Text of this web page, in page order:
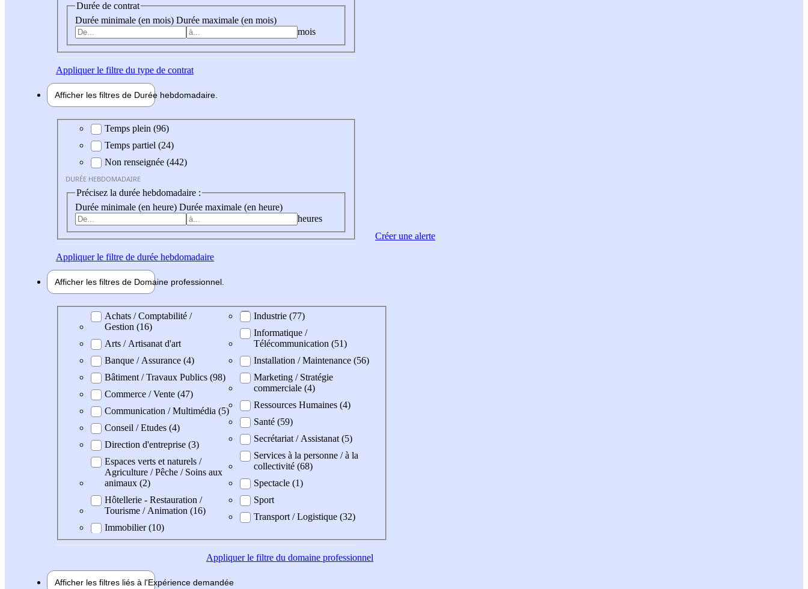
Durée de contrat
Durée minimale (en mois) Durée maximale (en mois)
mois
Appliquerle filtre du type de contrat
Afficher les filtres de Durée hebdomadaire
Durée hebdomadaire
Temps plein (96)
Temps partiel (24)
Non renseignée (442)
DURÉE HEBDOMADAIRE
Précisez la durée hebdomadaire :
Durée minimale (en heure) Durée maximale (en heure)
heures
Appliquerle filtre de durée hebdomadaire
Afficher les filtres de Domaine professionnel
Domaine professionel
Achats / Comptabilité /
Gestion (16)
Arts / Artisanat d'art
Banque / Assurance (4)
Bâtiment / Travaux Publics (98)
Commerce / Vente (47)
Communication / Multimédia (5)
Conseil / Etudes (4)
Direction d'entreprise (3)
Espaces verts et naturels /
Agriculture / Pêche / Soins aux
animaux (2)
Hôtellerie - Restauration /
Tourisme / Animation (16)
Immobilier (10)
Industrie (77)
Informatique /
Télécommunication (51)
Installation / Maintenance (56)
Marketing / Stratégie
commerciale (4)
Ressources Humaines (4)
Santé (59)
Secrétariat / Assistanat (5)
Services à la personne / à la
collectivité (68)
Spectacle (1)
Sport
Transport / Logistique (32)
Appliquerle filtre du domaine professionnel
Afficher les filtres liés à l'Expérience demandée
Créer une alerte